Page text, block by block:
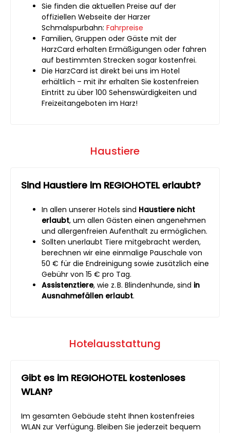
Sie finden die aktuellen Preise auf der
offiziellen Webseite der Harzer
Schmalspurbahn: Fahrpreise
Familien, Gruppen oder Gäste mit der
HarzCard erhalten Ermäßigungen oder fahren
auf bestimmten Strecken sogar kostenfrei.
Die HarzCard ist direkt bei uns im Hotel
erhältlich – mit ihr erhalten Sie kostenfreien
Eintritt zu über 100 Sehenswürdigkeiten und
Freizeitangeboten im Harz!
Haustiere
Sind Haustiere im REGIOHOTEL erlaubt?
In allen unserer Hotels sind Haustiere nicht
erlaubt, um allen Gästen einen angenehmen
und allergenfreien Aufenthalt zu ermöglichen.
Sollten unerlaubt Tiere mitgebracht werden,
berechnen wir eine einmalige Pauschale von
50 € für die Endreinigung sowie zusätzlich eine
Gebühr von 15 € pro Tag.
Assistenztiere, wie z. B. Blindenhunde, sind in
Ausnahmefällen erlaubt.
Hotelausstattung
Gibt es im REGIOHOTEL kostenloses
WLAN?
Im gesamten Gebäude steht Ihnen kostenfreies
WLAN zur Verfügung. Bleiben Sie jederzeit bequem